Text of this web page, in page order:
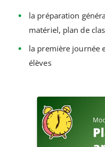
la préparation
matériel, plan de
la première journée
élèves